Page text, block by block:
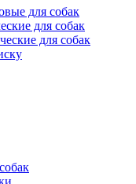
для собак
для собак
для собак